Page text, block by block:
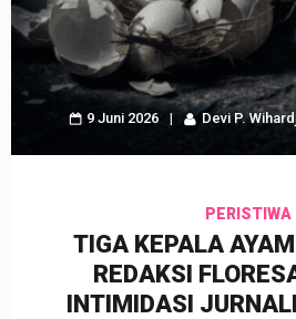
9 Juni 2026 Devi P.
PERISTIWA
TIGA KEPALA
REDAKSI
INTIMIDASI